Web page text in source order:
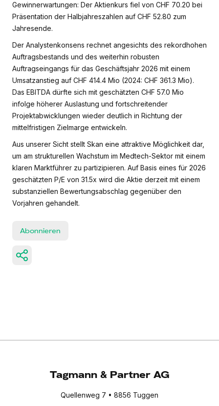
Gewinnerwartungen: Der Aktienkurs fiel von CHF 70.20 bei
Präsentation der Halbjahreszahlen auf CHF 52.80 zum
Jahresende.
Der Analystenkonsens rechnet angesichts des rekordhohen
Auftragsbestands und des weiterhin robusten
Auftragseingangs für das Geschäftsjahr 2026 mit einem
Umsatzanstieg auf CHF 414.4 Mio (2024: CHF 361.3 Mio).
Das EBITDA dürfte sich mit geschätzten CHF 57.0 Mio
infolge höherer Auslastung und fortschreitender
Projektabwicklungen wieder deutlich in Richtung der
mittelfristigen Zielmarge entwickeln.
Aus unserer Sicht stellt Skan eine attraktive Möglichkeit dar,
um am strukturellen Wachstum im Medtech-Sektor mit einem
klaren Marktführer zu partizipieren. Auf Basis eines für 2026
geschätzten P/E von 31.5x wird die Aktie derzeit mit einem
substanziellen Bewertungsabschlag gegenüber den
Vorjahren gehandelt.
Abonnieren
Tagmann & Partner AG
Quellenweg 7 • 8856 Tuggen